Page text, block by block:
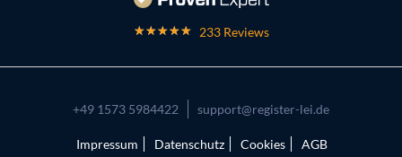
233 Reviews
+49 1573 5984422 support@register-lei.de
Impressum Datenschutz Cookies AGB